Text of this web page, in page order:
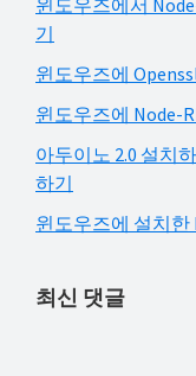
색
윈도우즈에서
기
윈도우즈에
윈도우즈에 Node-
아두이노 2.0 설치
하기
윈도우즈에 설치
최신 댓글